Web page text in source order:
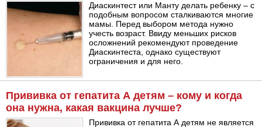
Диаскинтест или Манту делать ребенку – с
подобным вопросом сталкиваются многие
мамы. Перед выбором метода нужно
учесть возраст. Ввиду меньших рисков
осложнений рекомендуют проведение
Диаскинтеста, однако существуют
ограничения и для него.
Прививка от гепатита А детям – кому и когда
она нужна, какая вакцина лучше?
Прививка от гепатита А детям не является